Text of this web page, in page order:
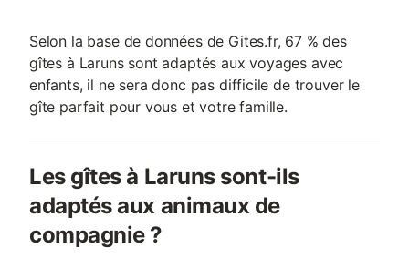
Selon la base de données de Gites.fr, 67 % des
gîtes à Laruns sont adaptés aux voyages avec
enfants, il ne sera donc pas difficile de trouver le
gîte parfait pour vous et votre famille.
Les gîtes à Laruns sont-ils
adaptés aux animaux de
compagnie ?